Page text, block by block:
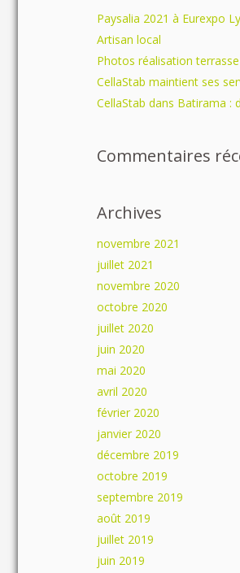
Paysalia 2021 à Eurexpo
Artisan local
Photos réalisation
CellaStab maintient ses
CellaStab dans Batirama :
Commentaires
Archives
novembre 2021
juillet 2021
novembre 2020
octobre 2020
juillet 2020
juin 2020
mai 2020
avril 2020
février 2020
janvier 2020
décembre 2019
octobre 2019
septembre 2019
août 2019
juillet 2019
juin 2019